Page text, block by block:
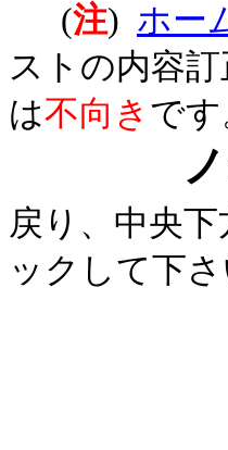
(注) ホー
ストの内容
は不向き です
戻り、中央下
ックして下